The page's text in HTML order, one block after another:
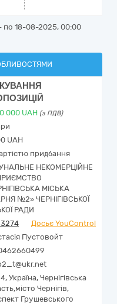
по 18-08-2025, 00:00
000 UAH (з ПДВ)
UAH
придбання
НЕКОМЕРЦІЙНЕ
МІСЬКА
№2» ЧЕРНІГІВСЬКОЇ
РАДИ
Досьє YouControl
Пустовойт
Україна, Чернігівська
місто Чернігів,
Грушевського